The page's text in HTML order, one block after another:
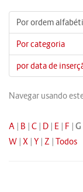
Por ordem
Por categoria
por data de
Navegar usando
A | B | C | D | E | F | G
W | X | Y | Z | Todos